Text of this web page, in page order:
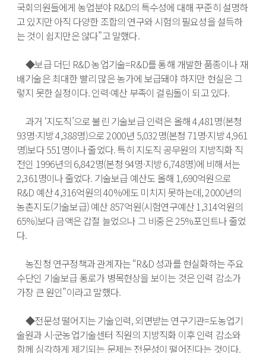
국회의원들에게 농업분야 R&D의 특수성에 대해 꾸준히 설명하
고 있지만 아직 다양한 조합의 연구와 시험의 필요성을 설득하
는 것이 쉽지만은 않다”고 말했다.
◆보급 더딘 R&D 농업기술=R&D를 통해 개발한 품종이나 재
배기술은 최대한 빨리 많은 농가에 보급돼야 하지만 현실은 그
렇지 못한 실정이다. 인력·예산 부족이 걸림돌이 되고 있다.
과거 ‘지도직’으로 불린 기술보급 인력은 올해 4,481명(본청
93명·지방 4,388명)으로 2000년 5,032명(본청 71명·지방 4,961
명)보다 551명이나 줄었다. 특히 지도직 공무원의 지방직화 직
전인 1996년의 6,842명(본청 94명·지방 6,748명)에 비해서는
2,361명이나 줄었다. 기술보급 예산도 올해 1,690억원으로
R&D 예산 4,316억원의 40%에도 미치지 못하는데, 2000년의
농촌지도(기술보급) 예산 857억원(시험연구예산 1,314억원의
65%)보다 금액은 갑절 늘었으나 그 비중은 25%포인트나 줄었
다.
농진청 연구정책과 관계자는 “R&D 성과를 현실화하는 주요
수단인 기술보급 통로가 병목현상을 보이는 것은 인력 감소가
가장 큰 원인”이라고 말했다.
◆전문성 떨어지는 기술인력, 외면받는 연구기관=도농업기
술원과 시·군농업기술센터 직원의 지방직화 이후 인력 감소와
함께 심각하게 제기되는 문제는 전문성이 떨어진다는 것이다.